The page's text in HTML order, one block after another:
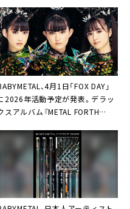
ャケット仕様
、4月1日「FOX DAY」
2026年活動予定が発表。デラッ
スアルバム『METAL FORTH
決定も